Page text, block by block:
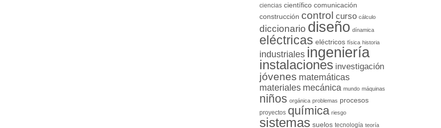
ciencias científico comunicación
construcción control curso cálculo
diccionario diseño dínamica
eléctricas eléctricos física historia
industriales ingeniería
instalaciones investigación
jóvenes matemáticas
materiales mecánica mundo máquinas
niños orgánica problemas procesos
proyectos química riesgo
sistemas suelos tecnología teoría